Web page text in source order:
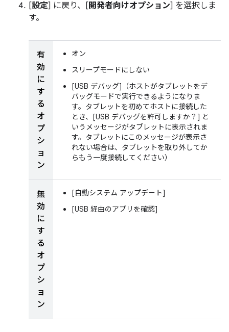
[設定] に戻り、[ 開発者向けオプション] を選択しま
す。
有
効
に
す
る
オ
プ
シ
ョ
ン
オン
スリープモードにしない
[USB デバッグ]（ホストがタブレットをデ
バッグモードで実行できるようになりま
す。タブレットを初めてホストに接続した
とき、[USB デバッグを許可しますか？] と
いうメッセージがタブレットに表示されま
す。タブレットにこのメッセージが表示さ
れない場合は、タブレットを取り外してか
らもう一度接続してください）
無
効
に
す
る
オ
プ
シ
ョ
ン
[自動システム アップデート]
[USB 経由のアプリを確認]